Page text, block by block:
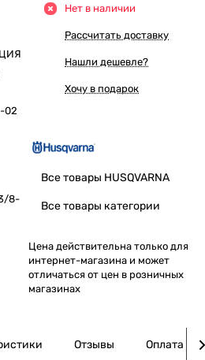
02
8-
Нет в наличии
Рассчитать доставку
Нашли дешевле?
Хочу в подарок
Все товары HUSQVARNA
Все товары категории
Цена действительна только для
интернет-магазина и может
отличаться от цен в розничных
магазинах
Отзывы Оплата